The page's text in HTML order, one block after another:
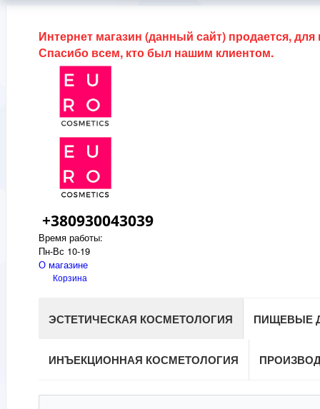
Интернет магазин (данный сайт) продается,
Спасибо всем, кто был нашим клиентом.
+380930043039
Время работы:
Пн-Вс 10-19
О магазине
Корзина
ЭСТЕТИЧЕСКАЯ КОСМЕТОЛОГИЯ ПИЩЕВЫЕ
ИНЪЕКЦИОННАЯ КОСМЕТОЛОГИЯ